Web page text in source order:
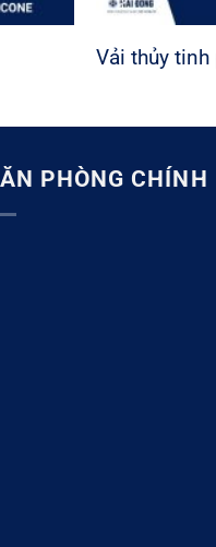
Vải thủy tinh
PHÒNG CHÍNH